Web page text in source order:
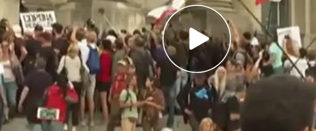
a unas300 personas durante la intervención
de este sábado en la capital alemana para